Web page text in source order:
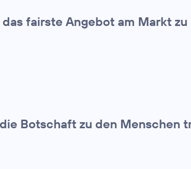
fairste Angebot am Markt
Botschaft zu den Menschen